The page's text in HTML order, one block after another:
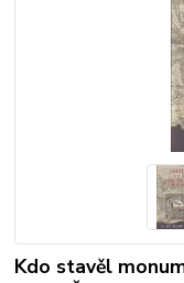
Kdo stavěl